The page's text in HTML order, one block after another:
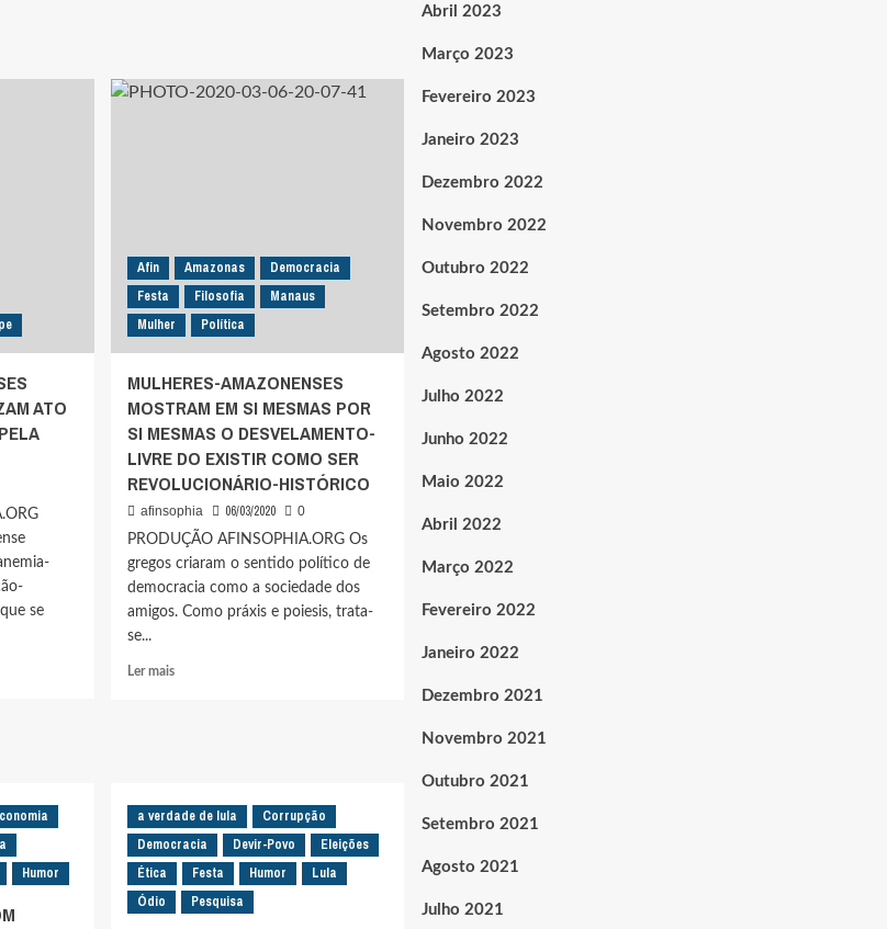
PEDIDO-
MAIOR
ATO
se
Afin Amazonas
Democracia
Festa
Filosofia
Manaus
Mulher
Política
MULHERES-AMAZONENSES
MOSTRAM EM SI MESMAS POR
SI MESMAS O DESVELAMENTO-
LIVRE DO EXISTIR COMO SER
REVOLUCIONÁRIO-HISTÓRICO
afinsophia 06/03/2020
0
PRODUÇÃO AFINSOPHIA.ORG Os
gregos criaram o sentido político de
democracia como a sociedade dos
amigos. Como práxis e poiesis, trata-
se...
Ler maisLeia
SI
MESMAS
POR
MESMAS
O
Humor
a verdade de lula
Corrupção
Democracia
Devir-Povo
Eleições
Ética
Festa Humor
Lula
Ódio
Pesquisa
Abril 2023
Março 2023
Fevereiro 2023
Janeiro 2023
Dezembro 2022
Novembro 2022
Outubro 2022
Setembro 2022
Agosto 2022
Julho 2022
Junho 2022
Maio 2022
Abril 2022
Março 2022
Fevereiro 2022
Janeiro 2022
Dezembro 2021
Novembro 2021
Outubro 2021
Setembro 2021
Agosto 2021
Julho 2021